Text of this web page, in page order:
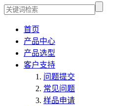
首页
产品中心
产品选型
客户支持
问题提交
常见问题
样品申请